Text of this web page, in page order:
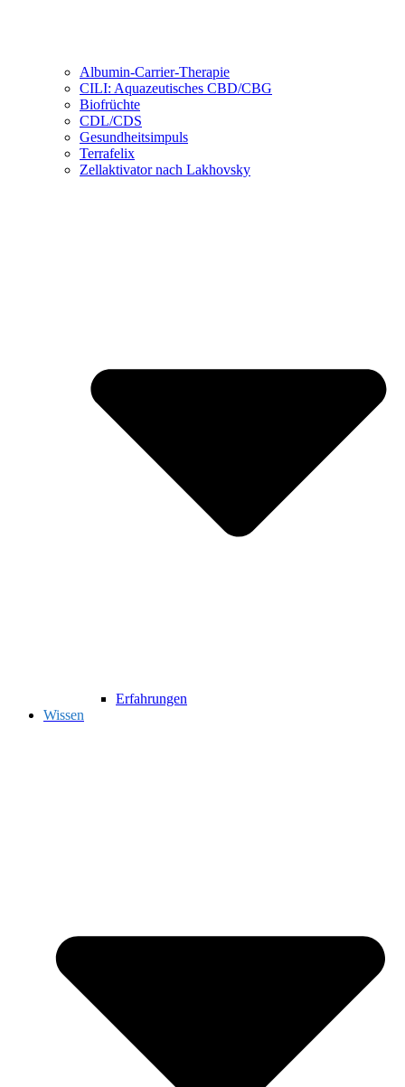
Albumin-Carrier-Therapie
CILI: Aquazeutisches CBD/CBG
Biofrüchte
CDL/CDS
Gesundheitsimpuls
Terrafelix
Zellaktivator nach Lakhovsky
Erfahrungen
Wissen